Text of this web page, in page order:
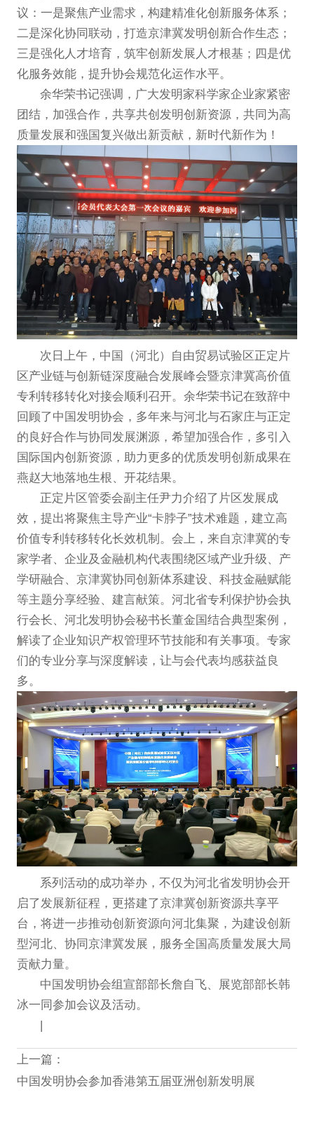
议：一是聚焦产业需求，构建精准化创新服务体系；
二是深化协同联动，打造京津冀发明创新合作生态；
三是强化人才培育，筑牢创新发展人才根基；四是优
化服务效能，提升协会规范化运作水平。
余华荣书记强调，广大发明家科学家企业家紧密
团结，加强合作，共享共创发明创新资源，共同为高
质量发展和强国复兴做出新贡献，新时代新作为！
次日上午，中国（河北）自由贸易试验区正定片
区产业链与创新链深度融合发展峰会暨京津冀高价值
专利转移转化对接会顺利召开。余华荣书记在致辞中
回顾了中国发明协会，多年来与河北与石家庄与正定
的良好合作与协同发展渊源，希望加强合作，多引入
国际国内创新资源，助力更多的优质发明创新成果在
燕赵大地落地生根、开花结果。
正定片区管委会副主任尹力介绍了片区发展成
效，提出将聚焦主导产业“卡脖子”技术难题，建立高
价值专利转移转化长效机制。会上，来自京津冀的专
家学者、企业及金融机构代表围绕区域产业升级、产
学研融合、京津冀协同创新体系建设、科技金融赋能
等主题分享经验、建言献策。河北省专利保护协会执
行会长、河北发明协会秘书长董金国结合典型案例，
解读了企业知识产权管理环节技能和有关事项。专家
们的专业分享与深度解读，让与会代表均感获益良
多。
系列活动的成功举办，不仅为河北省发明协会开
启了发展新征程，更搭建了京津冀创新资源共享平
台，将进一步推动创新资源向河北集聚，为建设创新
型河北、协同京津冀发展，服务全国高质量发展大局
贡献力量。
中国发明协会组宣部部长詹自飞、展览部部长韩
冰一同参加会议及活动。
|
上一篇：
中国发明协会参加香港第五届亚洲创新发明展